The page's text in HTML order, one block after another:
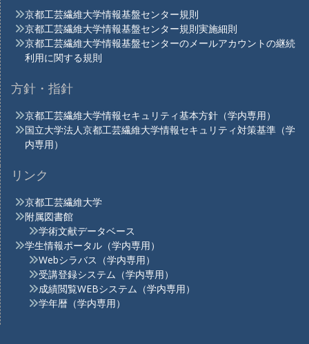
京都工芸繊維大学情報基盤センター規則
京都工芸繊維大学情報基盤センター規則実施細則
京都工芸繊維大学情報基盤センターのメールアカウントの継続
利用に関する規則
方針・指針
京都工芸繊維大学情報セキュリティ基本方針（学内専用）
国立大学法人京都工芸繊維大学情報セキュリティ対策基準（学
内専用）
リンク
京都工芸繊維大学
附属図書館
学術文献データベース
学生情報ポータル（学内専用）
Webシラバス（学内専用）
受講登録システム（学内専用）
成績閲覧WEBシステム（学内専用）
学年暦（学内専用）